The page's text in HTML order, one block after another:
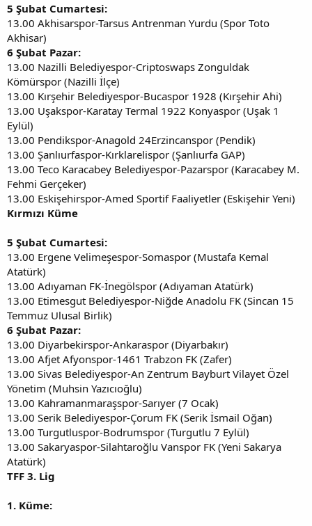
5 Şubat Cumartesi:
13.00 Akhisarspor-Tarsus Antrenman Yurdu (Spor Toto
Akhisar)
6 Şubat Pazar:
13.00 Nazilli Belediyespor-Criptoswaps Zonguldak
Kömürspor (Nazilli İlçe)
13.00 Kırşehir Belediyespor-Bucaspor 1928 (Kırşehir Ahi)
13.00 Uşakspor-Karatay Termal 1922 Konyaspor (Uşak 1
Eylül)
13.00 Pendikspor-Anagold 24Erzincanspor (Pendik)
13.00 Şanlıurfaspor-Kırklarelispor (Şanlıurfa GAP)
13.00 Teco Karacabey Belediyespor-Pazarspor (Karacabey M.
Fehmi Gerçeker)
13.00 Eskişehirspor-Amed Sportif Faaliyetler (Eskişehir Yeni)
Kırmızı Küme
5 Şubat Cumartesi:
13.00 Ergene Velimeşespor-Somaspor (Mustafa Kemal
Atatürk)
13.00 Adıyaman FK-İnegölspor (Adıyaman Atatürk)
13.00 Etimesgut Belediyespor-Niğde Anadolu FK (Sincan 15
Temmuz Ulusal Birlik)
6 Şubat Pazar:
13.00 Diyarbekirspor-Ankaraspor (Diyarbakır)
13.00 Afjet Afyonspor-1461 Trabzon FK (Zafer)
13.00 Sivas Belediyespor-An Zentrum Bayburt Vilayet Özel
Yönetim (Muhsin Yazıcıoğlu)
13.00 Kahramanmaraşspor-Sarıyer (7 Ocak)
13.00 Serik Belediyespor-Çorum FK (Serik İsmail Oğan)
13.00 Turgutluspor-Bodrumspor (Turgutlu 7 Eylül)
13.00 Sakaryaspor-Silahtaroğlu Vanspor FK (Yeni Sakarya
Atatürk)
TFF 3. Lig
1. Küme: